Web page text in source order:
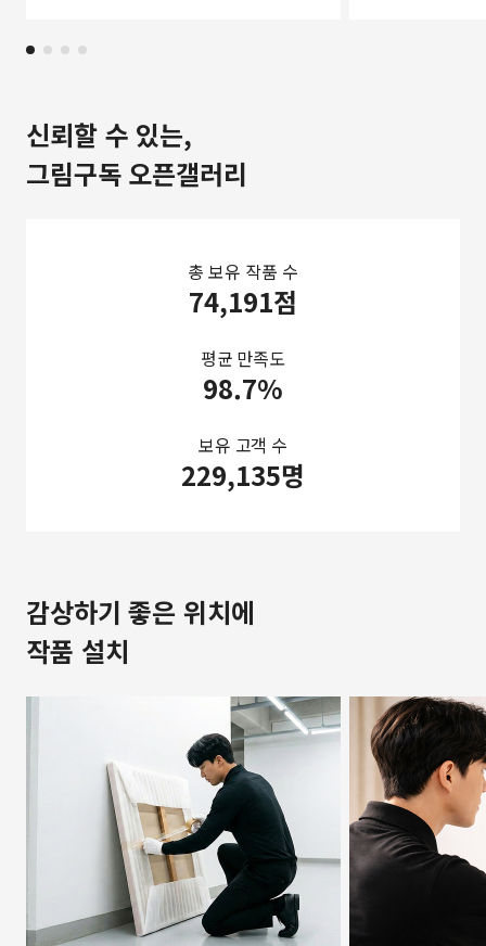
신뢰할 수 있는,
그림구독 오픈갤러리
총 보유 작품 수
74,191점
평균 만족도
98.7%
보유 고객 수
229,135명
감상하기 좋은 위치에
작품 설치